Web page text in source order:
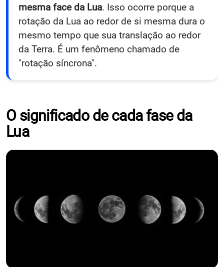
mesma face da Lua. Isso ocorre porque a
rotação da Lua ao redor de si mesma dura o
mesmo tempo que sua translação ao redor
da Terra. É um fenômeno chamado de
"rotação síncrona".
O significado de cada fase da
Lua